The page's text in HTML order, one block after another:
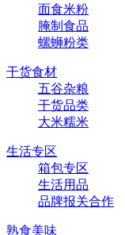
面食米粉
腌制食品
螺蛳粉类
干货食材
五谷杂粮
干货品类
大米糯米
生活专区
箱包专区
生活用品
品牌报关合作
熟食美味